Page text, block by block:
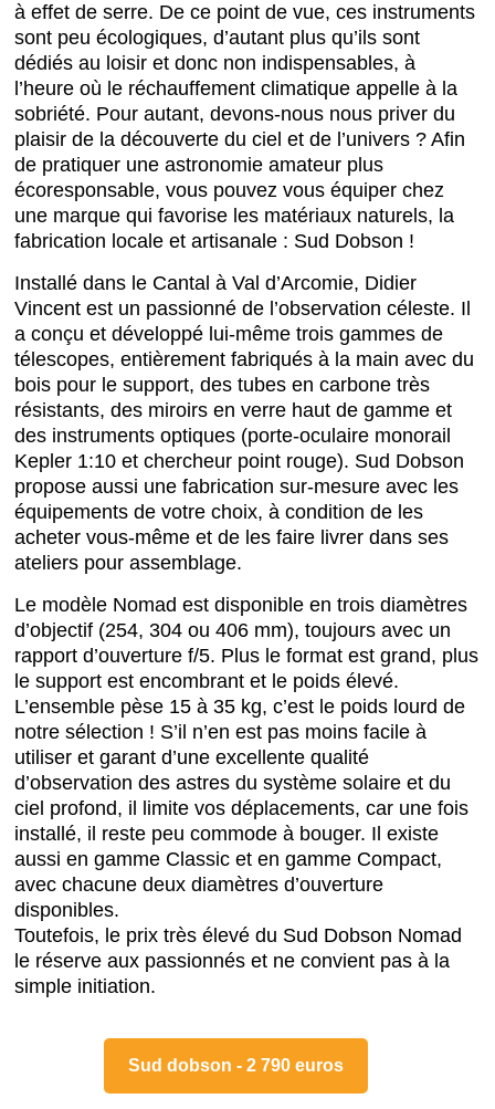
à effet de serre. De ce point de vue, ces instruments
sont peu écologiques, d’autant plus qu’ils sont
dédiés au loisir et donc non indispensables, à
l’heure où le réchauffement climatique appelle à la
sobriété. Pour autant, devons-nous nous priver du
plaisir de la découverte du ciel et de l’univers ? Afin
de pratiquer une astronomie amateur plus
écoresponsable, vous pouvez vous équiper chez
une marque qui favorise les matériaux naturels, la
fabrication locale et artisanale : Sud Dobson !
Installé dans le Cantal à Val d’Arcomie, Didier
Vincent est un passionné de l’observation céleste. Il
a conçu et développé lui-même trois gammes de
télescopes, entièrement fabriqués à la main avec du
bois pour le support, des tubes en carbone très
résistants, des miroirs en verre haut de gamme et
des instruments optiques (porte-oculaire monorail
Kepler 1:10 et chercheur point rouge). Sud Dobson
propose aussi une fabrication sur-mesure avec les
équipements de votre choix, à condition de les
acheter vous-même et de les faire livrer dans ses
ateliers pour assemblage.
Le modèle Nomad est disponible en trois diamètres
d’objectif (254, 304 ou 406 mm), toujours avec un
rapport d’ouverture f/5. Plus le format est grand, plus
le support est encombrant et le poids élevé.
L’ensemble pèse 15 à 35 kg, c’est le poids lourd de
notre sélection ! S’il n’en est pas moins facile à
utiliser et garant d’une excellente qualité
d’observation des astres du système solaire et du
ciel profond, il limite vos déplacements, car une fois
installé, il reste peu commode à bouger. Il existe
aussi en gamme Classic et en gamme Compact,
avec chacune deux diamètres d’ouverture
disponibles.
Toutefois, le prix très élevé du Sud Dobson Nomad
le réserve aux passionnés et ne convient pas à la
simple initiation.
Sud dobson - 2 790 euros